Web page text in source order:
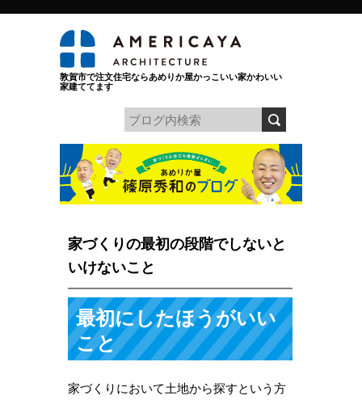
敦賀市で注文住宅ならあめりか屋かっこいい家かわいい
家建ててます
家づくりの最初の段階でしないと
いけないこと
最初にしたほうがいい
こと
家づくりにおいて土地から探すという方